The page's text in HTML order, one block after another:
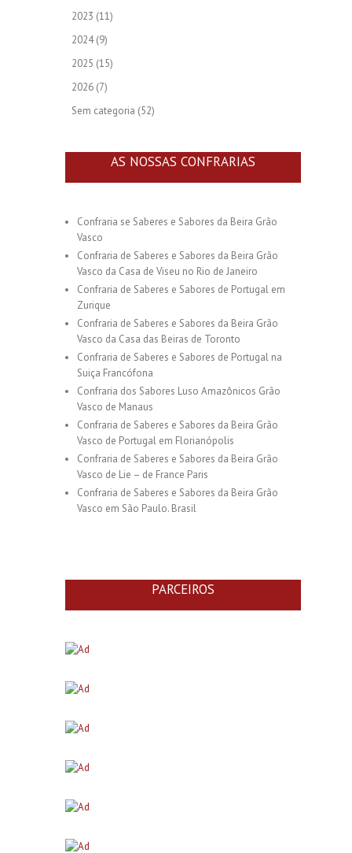
2023 (11)
2024(9)
2025 (15)
2026 (7)
Sem categoria (52)
AS NOSSAS CONFRARIAS
Confraria se Saberes e Sabores da Beira Grão
Vasco
Confraria de Saberes e Sabores da Beira Grão
Vasco da Casa de Viseu no Rio de Janeiro
Confraria de Saberes e Sabores de Portugal em
Zurique
Confraria de Saberes e Sabores da Beira Grão
Vasco da Casa das Beiras de Toronto
Confraria de Saberes e Sabores de Portugal na
Suiça Francófona
Confraria dos Sabores Luso Amazônicos Grão
Vasco de Manaus
Confraria de Saberes e Sabores da Beira Grão
Vasco de Portugal em Florianópolis
Confraria de Saberes e Sabores da Beira Grão
Vasco de Lie – de France Paris
Confraria de Saberes e Sabores da Beira Grão
Vasco em São Paulo. Brasil
PARCEIROS